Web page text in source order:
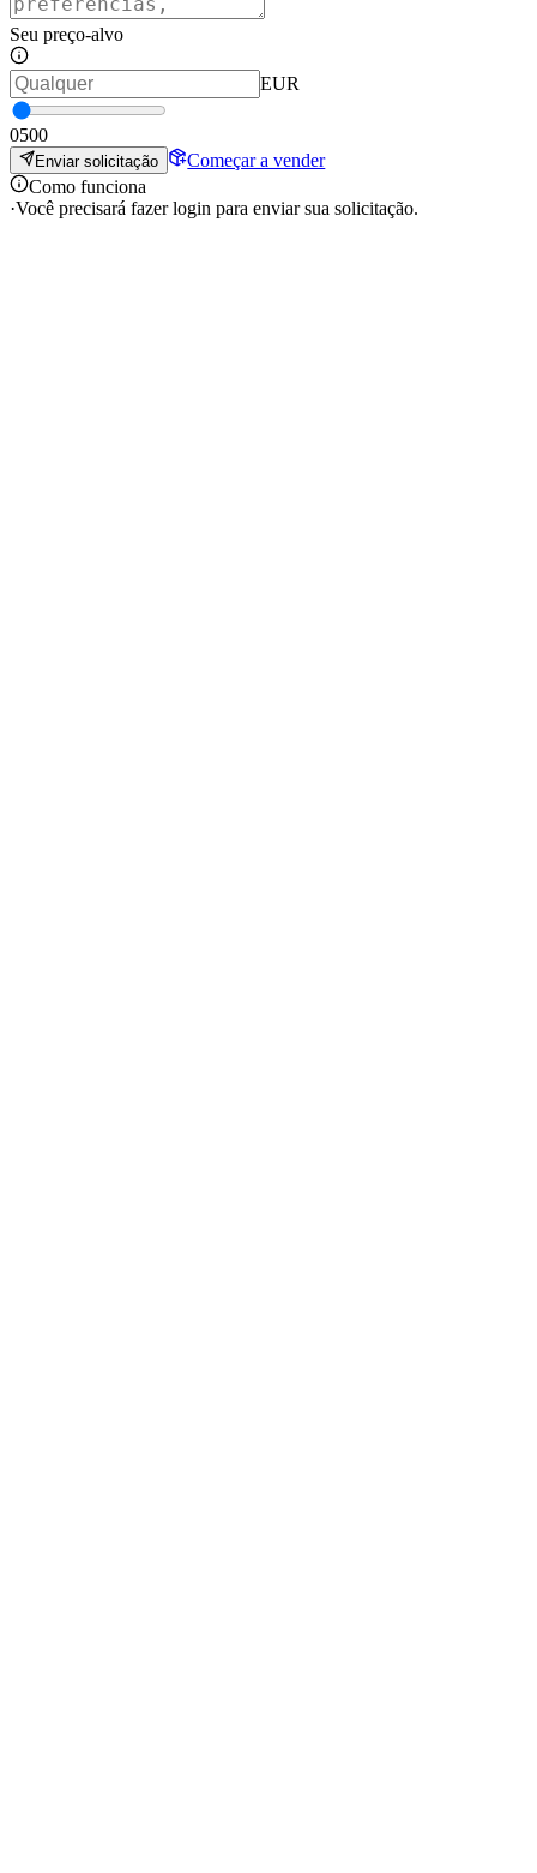
Seu preço-alvo
EUR
0500
Enviar solicitação
Começar a vender
Como funciona
·Você precisará fazer login para enviar sua solicitação.